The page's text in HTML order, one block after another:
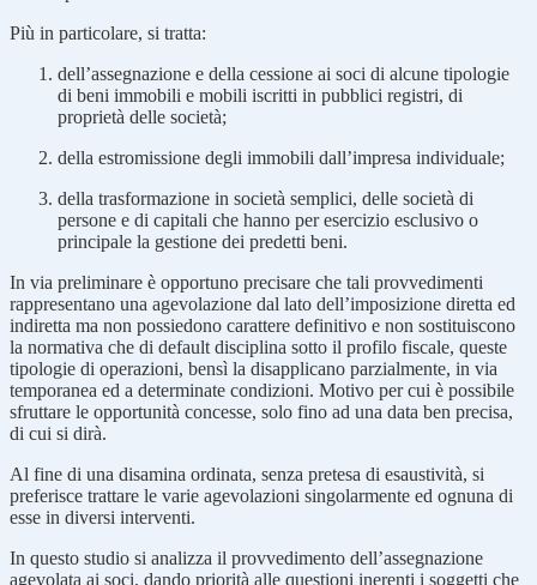
Più in particolare, si tratta:
dell’assegnazione e della cessione ai soci di alcune tipologie
di beni immobili e mobili iscritti in pubblici registri, di
proprietà delle società;
della estromissione degli immobili dall’impresa individuale;
della trasformazione in società semplici, delle società di
persone e di capitali che hanno per esercizio esclusivo o
principale la gestione dei predetti beni.
In via preliminare è opportuno precisare che tali provvedimenti
rappresentano una agevolazione dal lato dell’imposizione diretta ed
indiretta ma non possiedono carattere definitivo e non sostituiscono
la normativa che di default disciplina sotto il profilo fiscale, queste
tipologie di operazioni, bensì la disapplicano parzialmente, in via
temporanea ed a determinate condizioni. Motivo per cui è possibile
sfruttare le opportunità concesse, solo fino ad una data ben precisa,
di cui si dirà.
Al fine di una disamina ordinata, senza pretesa di esaustività, si
preferisce trattare le varie agevolazioni singolarmente ed ognuna di
esse in diversi interventi.
In questo studio si analizza il provvedimento dell’assegnazione
agevolata ai soci, dando priorità alle questioni inerenti i soggetti che